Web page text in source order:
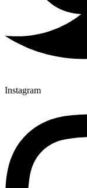
Instagram